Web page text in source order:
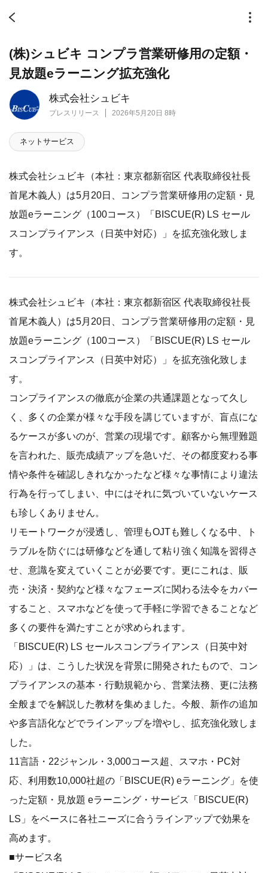
株式会社シュビキ
プレスリリース 2026年5月20日 8時
(株)シュビキ コンプラ営業研修用の定額・
見放題eラーニング拡充強化
ネットサービス
株式会社シュビキ（本社：東京都新宿区 代表取締役社長
首尾木義人）は5月20日、コンプラ営業研修用の定額・見
放題eラーニング（100コース）「BISCUE(R) LS セール
スコンプライアンス（日英中対応）」を拡充強化致しま
す。
株式会社シュビキ（本社：東京都新宿区 代表取締役社長
首尾木義人）は5月20日、コンプラ営業研修用の定額・見
放題eラーニング（100コース）「BISCUE(R) LS セール
スコンプライアンス（日英中対応）」を拡充強化致しま
す。
コンプライアンスの徹底が企業の共通課題となって久し
く、多くの企業が様々な手段を講じていますが、盲点にな
るケースが多いのが、営業の現場です。顧客から無理難題
を言われた、販売成績アップを急いだ、その都度変わる事
情や条件を確認しきれなかったなど様々な事情により違法
行為を行ってしまい、中にはそれに気づいていないケース
も珍しくありません。
リモートワークが浸透し、管理もOJTも難しくなる中、ト
ラブルを防ぐには研修などを通して粘り強く知識を習得さ
せ、意識を変えていくことが必要です。更にこれは、販
売・決済・契約など様々なフェーズに関わる法令をカバー
すること、スマホなどを使って手軽に学習できることなど
多くの要件を満たすことが求められます。
「BISCUE(R) LS セールスコンプライアンス（日英中対
応）」は、こうした状況を背景に開発されたもので、コン
プライアンスの基本・行動規範から、営業法務、更に法務
全般までを解説した教材を集めました。今般、新作の追加
や多言語化などでラインアップを増やし、拡充強化致しま
した。
11言語・22ジャンル・3,000コース超、スマホ・PC対
応、利用数10,000社超の「BISCUE(R) eラーニング」を使
った定額・見放題 eラーニング・サービス「BISCUE(R)
LS」をベースに各社ニーズに合うラインアップで効果を
高めます。
■サービス名